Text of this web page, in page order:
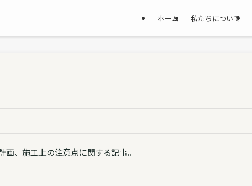
ホーム 私たちについて
画、施工上の注意点に関する記事。